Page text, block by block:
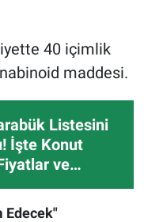
40 içimlik
maddesi.
Listesini
İşte Konut
ve
Edecek"